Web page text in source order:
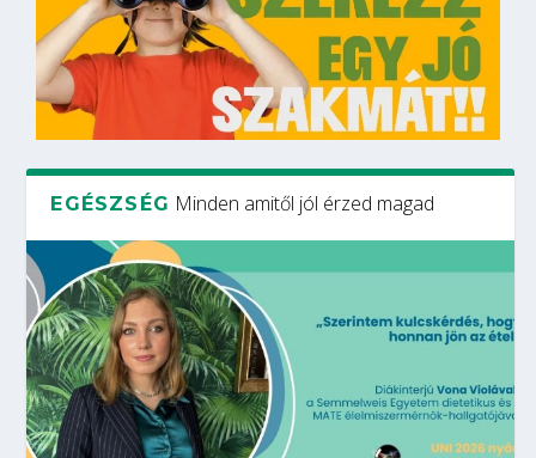
EGÉSZSÉG Minden amitől jól érzed magad